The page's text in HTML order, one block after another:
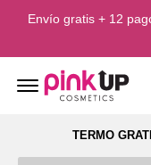
Envío gratis + 12
Menu Open
TERMO